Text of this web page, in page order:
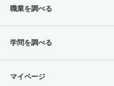
職業を調べる
学問を調べる
マイページ